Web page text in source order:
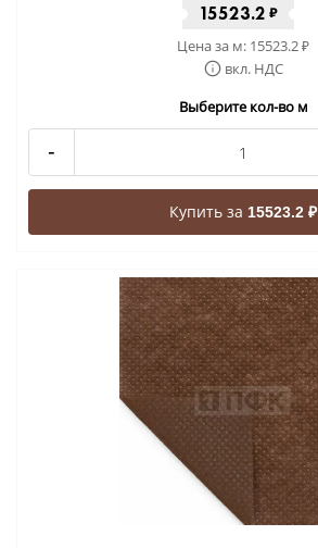
15523.2 ₽
Цена за м: 15523.2₽
вкл. НДС
Выберите кол-во м
-
Купить за 15523.2 ₽